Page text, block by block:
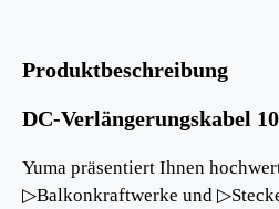
Produktbeschreibung
DC-Verlängerungskabel
Yuma präsentiert Ihnen
▷Balkonkraftwerke und